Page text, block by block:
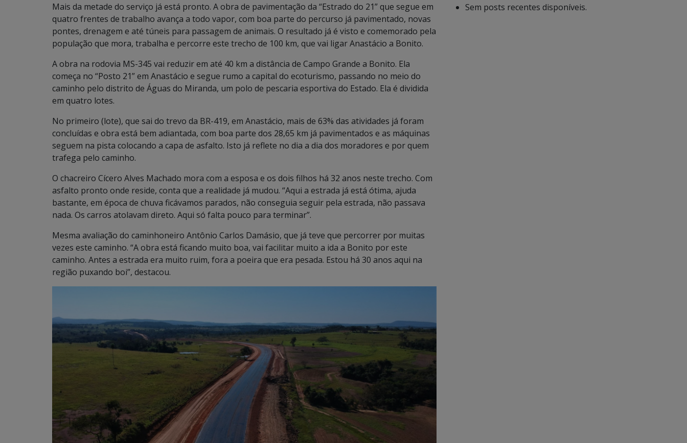
Mais da metade do serviço já está pronto. A obra de pavimentação da “Estrado do 21” que segue em
quatro frentes de trabalho avança a todo vapor, com boa parte do percurso já pavimentado, novas
pontes, drenagem e até túneis para passagem de animais. O resultado já é visto e comemorado pela
população que mora, trabalha e percorre este trecho de 100 km, que vai ligar Anastácio a Bonito.
A obra na rodovia MS-345 vai reduzir em até 40 km a distância de Campo Grande a Bonito. Ela
começa no “Posto 21” em Anastácio e segue rumo a capital do ecoturismo, passando no meio do
caminho pelo distrito de Águas do Miranda, um polo de pescaria esportiva do Estado. Ela é dividida
em quatro lotes.
No primeiro (lote), que sai do trevo da BR-419, em Anastácio, mais de 63% das atividades já foram
concluídas e obra está bem adiantada, com boa parte dos 28,65 km já pavimentados e as máquinas
seguem na pista colocando a capa de asfalto. Isto já reflete no dia a dia dos moradores e por quem
trafega pelo caminho.
O chacreiro Cícero Alves Machado mora com a esposa e os dois filhos há 32 anos neste trecho. Com
asfalto pronto onde reside, conta que a realidade já mudou. “Aqui a estrada já está ótima, ajuda
bastante, em época de chuva ficávamos parados, não conseguia seguir pela estrada, não passava
nada. Os carros atolavam direto. Aqui só falta pouco para terminar”.
Mesma avaliação do caminhoneiro Antônio Carlos Damásio, que já teve que percorrer por muitas
vezes este caminho. “A obra está ficando muito boa, vai facilitar muito a ida a Bonito por este
caminho. Antes a estrada era muito ruim, fora a poeira que era pesada. Estou há 30 anos aqui na
região puxando boi”, destacou.
Sem posts recentes disponíveis.